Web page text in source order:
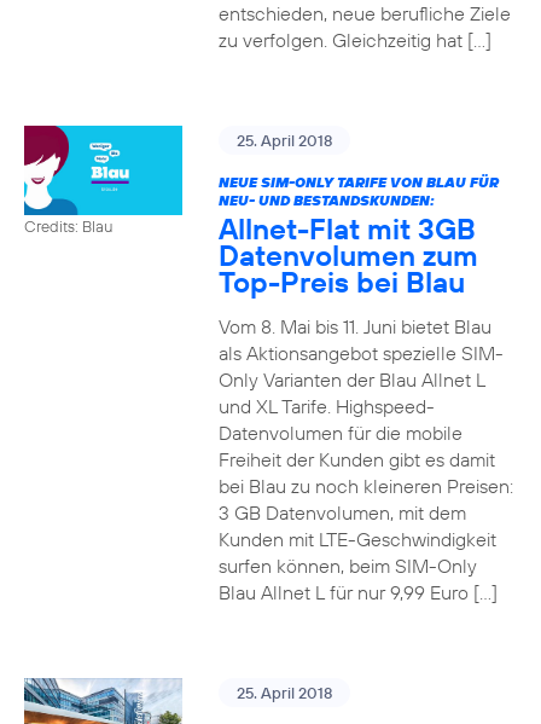
entschieden, neue berufliche Ziele
zu verfolgen. Gleichzeitig hat […]
Credits: Blau
25. April 2018
NEUE SIM-ONLY TARIFE VON BLAU FÜR
NEU- UND BESTANDSKUNDEN:
Allnet-Flat mit 3GB
Datenvolumen zum
Top-Preis bei Blau
Vom 8. Mai bis 11. Juni bietet Blau
als Aktionsangebot spezielle SIM-
Only Varianten der Blau Allnet L
und XL Tarife. Highspeed-
Datenvolumen für die mobile
Freiheit der Kunden gibt es damit
bei Blau zu noch kleineren Preisen:
3 GB Datenvolumen, mit dem
Kunden mit LTE-Geschwindigkeit
surfen können, beim SIM-Only
Blau Allnet L für nur 9,99 Euro […]
25. April 2018